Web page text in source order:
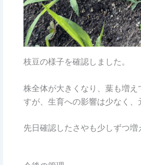
枝豆の様子を確認しました。
株全体が大きくなり、葉も増
すが、生育への影響は少なく、
先日確認したさやも少しずつ